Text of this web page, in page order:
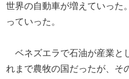
世界の自動車が増えていった
っていった。
ベネズエラで石油が産業と
れまで農牧の国だったが、そ